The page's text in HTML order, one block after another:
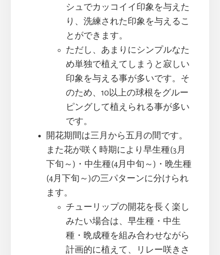
シュでカッコイイ印象を与えた
り、洗練された印象を与えるこ
とができます。
ただし、あまりにシンプルなた
め単独で植えてしまうと寂しい
印象を与える事が多いです。そ
のため、10以上の球根をグルー
ピングして植えられる事が多い
です。
開花期間は三月から五月の間です。
また花が咲く時期により早生種(3月
下旬～)・中生種(4月中旬～)・晩生種
(4月下旬～)の三パターンに分けられ
ます。
チューリップの開花を長く楽し
みたい場合は、早生種・中生
種・晩成種を組み合わせながら
計画的に植えて、リレー咲きさ